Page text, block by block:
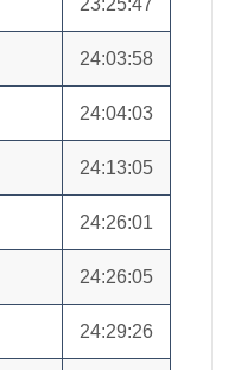
23:25:47
24:03:58
24:04:03
24:13:05
24:26:01
24:26:05
24:29:26